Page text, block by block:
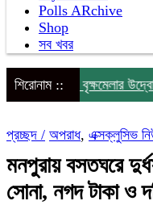
Polls ARchive
Shop
সব খবর
শিরোনাম ::বৃক্ষমেলার উদ্বোধন
প্রচ্ছদ / অপরাধ, এক্সক্লুসিভ
মনপুরায় বসতঘরে
সোনা, নগদ টাকা ও